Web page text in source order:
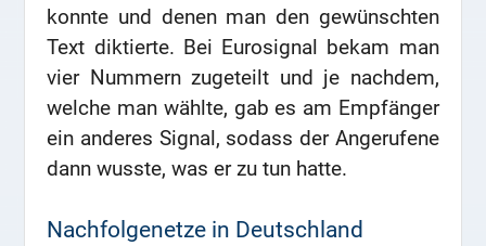
konnte und denen man den gewünschten
Text diktierte. Bei Eurosignal bekam man
vier Nummern zugeteilt und je nachdem,
welche man wählte, gab es am Empfänger
ein anderes Signal, sodass der Angerufene
dann wusste, was er zu tun hatte.
Nachfolgenetze in Deutschland